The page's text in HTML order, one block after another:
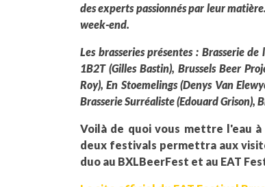
des experts passionnés par leur
week-end.
Les brasseries présentes : Brasserie de
1B2T (Gilles Bastin), Brussels Beer
Roy),En Stoemelings (Denys Van
Brasserie Surréaliste (Edouard Grison),
Voilà de quoi vous mettre l'eau
deux festivals permettra aux
duo au BXLBeerFest et au EAT